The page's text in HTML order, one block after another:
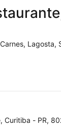
Curitiba - PR,